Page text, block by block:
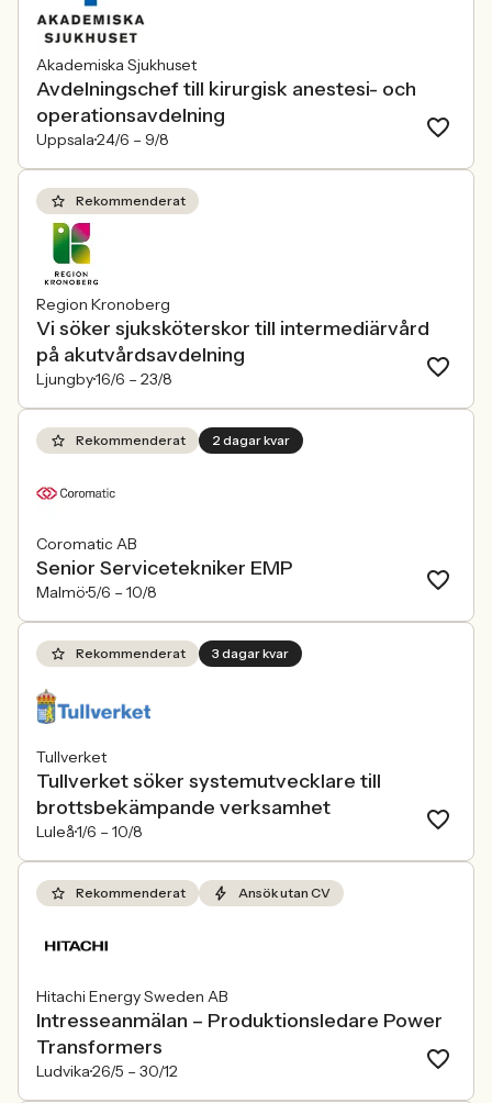
Akademiska Sjukhuset
Avdelningschef till kirurgisk anestesi- och
operationsavdelning
Uppsala24/6 – 9/8
Rekommenderat
Region Kronoberg
Vi söker sjuksköterskor till intermediärvård
på akutvårdsavdelning
Ljungby16/6 – 23/8
Rekommenderat 2 dagar kvar
Coromatic AB
Senior Servicetekniker EMP
Malmö5/6 – 10/8
Rekommenderat 3 dagar kvar
Tullverket
Tullverket söker systemutvecklare till
brottsbekämpande verksamhet
Luleå1/6 – 10/8
Rekommenderat Ansök utan CV
Hitachi Energy Sweden AB
Intresseanmälan – Produktionsledare Power
Transformers
Ludvika26/5 – 30/12